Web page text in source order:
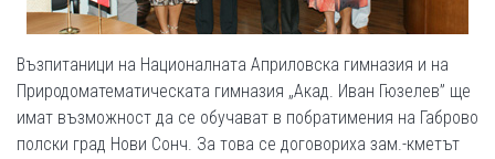
Възпитаници на Националната Априловска гимназия и на
Природоматематическата гимназия „Акад. Иван Гюзелев” ще
имат възможност да се обучават в побратимения на Габрово
полски град Нови Сонч. За това се договориха зам.-кметът